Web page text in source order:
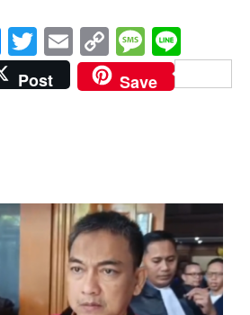
M
e
ss
er
T
w
itt
E
m
ai
C
o
p
k
M
e
ss
n
e
Post Save